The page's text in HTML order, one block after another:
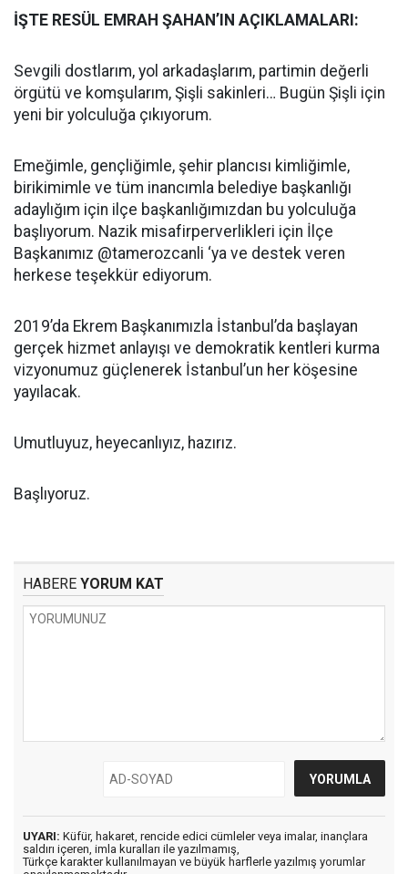
İŞTE RESÜL EMRAH ŞAHAN’IN AÇIKLAMALARI:
Sevgili dostlarım, yol arkadaşlarım, partimin değerli
örgütü ve komşularım, Şişli sakinleri… Bugün Şişli için
yeni bir yolculuğa çıkıyorum.
Emeğimle, gençliğimle, şehir plancısı kimliğimle,
birikimimle ve tüm inancımla belediye başkanlığı
adaylığım için ilçe başkanlığımızdan bu yolculuğa
başlıyorum. Nazik misafirperverlikleri için İlçe
Başkanımız @tamerozcanli ‘ya ve destek veren
herkese teşekkür ediyorum.
2019’da Ekrem Başkanımızla İstanbul’da başlayan
gerçek hizmet anlayışı ve demokratik kentleri kurma
vizyonumuz güçlenerek İstanbul’un her köşesine
yayılacak.
Umutluyuz, heyecanlıyız, hazırız.
Başlıyoruz.
HABERE YORUM KAT
UYARI: Küfür, hakaret, rencide edici cümleler veya imalar, inançlara
saldırı içeren, imla kuralları ile yazılmamış,
Türkçe karakter kullanılmayan ve büyük harflerle yazılmış yorumlar